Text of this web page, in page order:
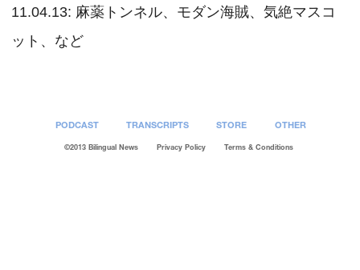
LINK
EMBED
11.04.13: 麻薬トンネル、モダン海賊、気絶マスコ
ット、など
PODCAST TRANSCRIPTS STORE OTHER
©2013 Bilingual News Privacy Policy Terms & Conditions